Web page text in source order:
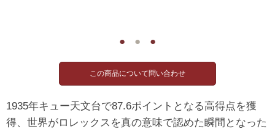
● ● ●
1935年キュー天文台で87.6ポイントとなる高得点を獲
得、世界がロレックスを真の意味で認めた瞬間となった